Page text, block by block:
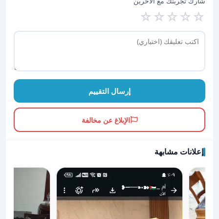
☆
☆
☆
☆
☆
إرسال التقييم
الإبلاغ عن مخالفة
إعلانات مشابهة